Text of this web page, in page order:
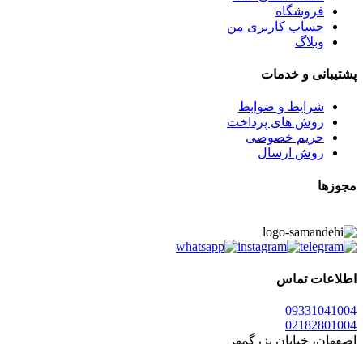
فروشگاه
حساب کاربری من
وبلاگ
پشتیبانی و خدمات
شرایط و ضوابط
روش های پرداخت
حریم خصوصی
روش ارسال
مجوزها
اطلاعات تماس
09331041004
02182801004
اصفهان، خیابان بزرگمهر